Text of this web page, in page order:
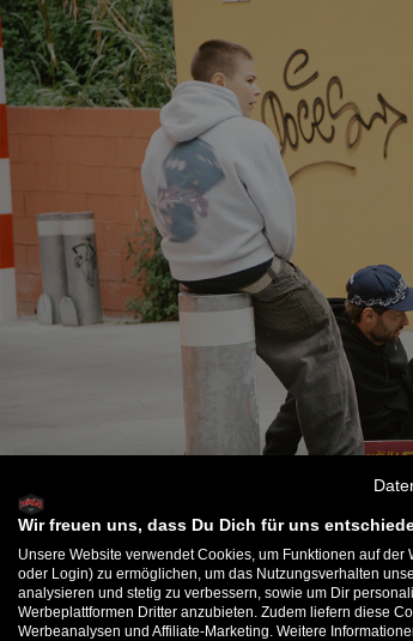
Wir freuen uns, dass Du Dich für uns
Unsere Website verwendet Cookies, um Funktionen auf der
oder Login) zu ermöglichen, um das Nutzungsverhalten
analysieren und stetig zu verbessern, sowie um Dir
Werbeplattformen Dritter anzubieten. Zudem liefern diese
Werbeanalysen und Affiliate-Marketing. Weitere